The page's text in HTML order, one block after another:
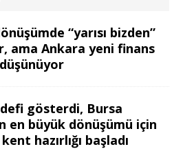
“yarısı bizden”
ama Ankara yeni finans
gösterdi, Bursa
en büyük dönüşümü için
hazırlığı başladı